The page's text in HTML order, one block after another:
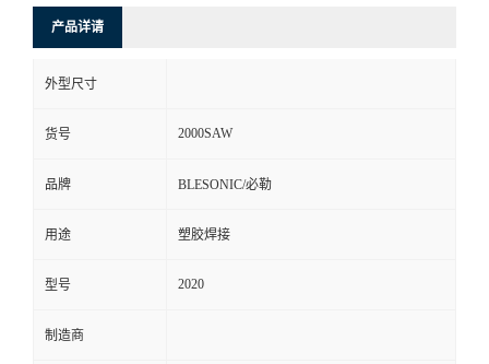
产品详请
外型尺寸
货号 2000SAW
品牌 BLESONIC/必勒
用途 塑胶焊接
型号 2020
制造商